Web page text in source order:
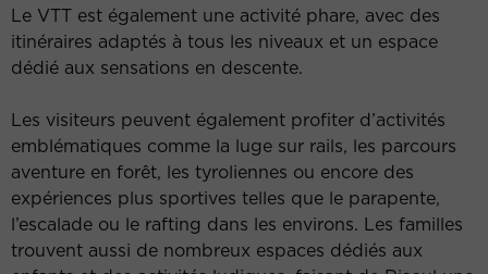
Le VTT est également une activité phare, avec des
itinéraires adaptés à tous les niveaux et un espace
dédié aux sensations en descente.
Les visiteurs peuvent également profiter d’activités
emblématiques comme la luge sur rails, les parcours
aventure en forêt, les tyroliennes ou encore des
expériences plus sportives telles que le parapente,
l’escalade ou le rafting dans les environs. Les familles
trouvent aussi de nombreux espaces dédiés aux